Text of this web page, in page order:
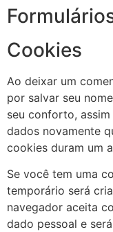
Cookies
Ao deixar um
por salvar seu
seu conforto,
dados novamente
cookies duram um
Se você tem uma
temporário será
navegador aceita
dado pessoal e